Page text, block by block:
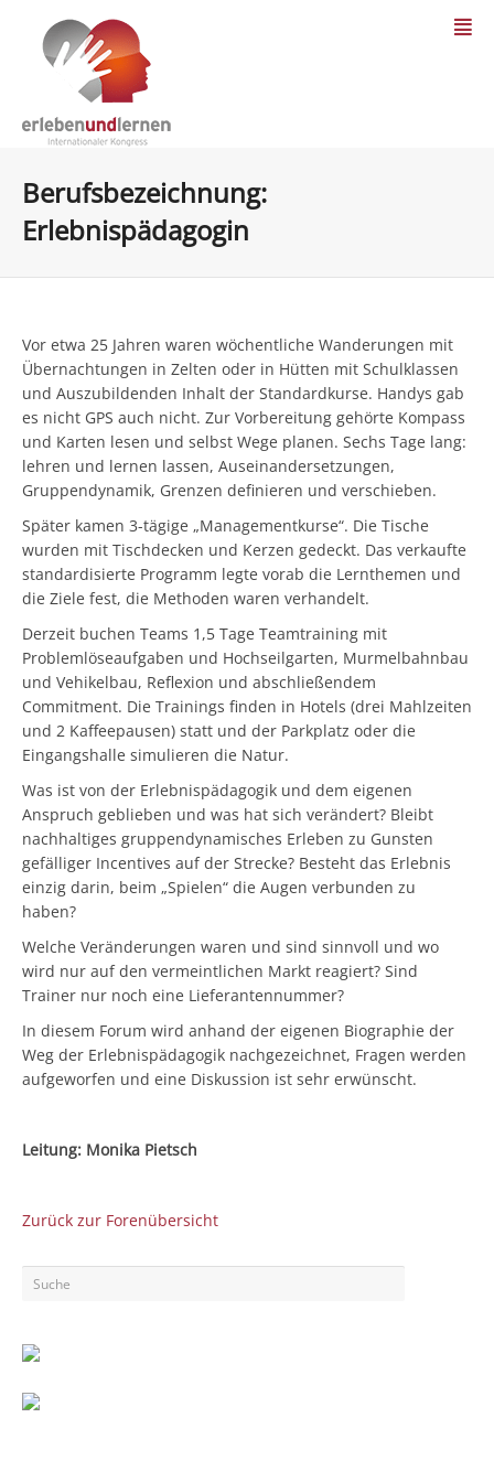
Berufsbezeichnung:
Erlebnispädagogin
Vor etwa 25 Jahren waren wöchentliche Wanderungen mit
Übernachtungen in Zelten oder in Hütten mit Schulklassen
und Auszubildenden Inhalt der Standardkurse. Handys gab
es nicht GPS auch nicht. Zur Vorbereitung gehörte Kompass
und Karten lesen und selbst Wege planen. Sechs Tage lang:
lehren und lernen lassen, Auseinandersetzungen,
Gruppendynamik, Grenzen definieren und verschieben.
Später kamen 3-tägige „Managementkurse“. Die Tische
wurden mit Tischdecken und Kerzen gedeckt. Das verkaufte
standardisierte Programm legte vorab die Lernthemen und
die Ziele fest, die Methoden waren verhandelt.
Derzeit buchen Teams 1,5 Tage Teamtraining mit
Problemlöseaufgaben und Hochseilgarten, Murmelbahnbau
und Vehikelbau, Reflexion und abschließendem
Commitment. Die Trainings finden in Hotels (drei Mahlzeiten
und 2 Kaffeepausen) statt und der Parkplatz oder die
Eingangshalle simulieren die Natur.
Was ist von der Erlebnispädagogik und dem eigenen
Anspruch geblieben und was hat sich verändert? Bleibt
nachhaltiges gruppendynamisches Erleben zu Gunsten
gefälliger Incentives auf der Strecke? Besteht das Erlebnis
einzig darin, beim „Spielen“ die Augen verbunden zu
haben?
Welche Veränderungen waren und sind sinnvoll und wo
wird nur auf den vermeintlichen Markt reagiert? Sind
Trainer nur noch eine Lieferantennummer?
In diesem Forum wird anhand der eigenen Biographie der
Weg der Erlebnispädagogik nachgezeichnet, Fragen werden
aufgeworfen und eine Diskussion ist sehr erwünscht.
Leitung: Monika Pietsch
Zurück zur Forenübersicht